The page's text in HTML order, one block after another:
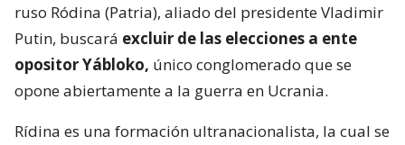
ruso Ródina (Patria), aliado del presidente Vladimir
Putin, buscará excluir de las elecciones a ente
opositor Yábloko, único conglomerado que se
opone abiertamente a la guerra en Ucrania.
Rídina es una formación ultranacionalista, la cual se